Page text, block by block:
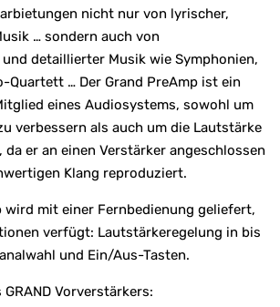
nicht nur von lyrischer,
… sondern auch von
detaillierter Musik wie Symphonien,
Quartett … Der Grand PreAmp ist ein
eines Audiosystems, sowohl um
verbessern als auch um die Lautstärke
da er an einen Verstärker angeschlossen
Klang reproduziert.
wird mit einer Fernbedienung geliefert,
verfügt: Lautstärkeregelung in bis
und Ein/Aus-Tasten.
Vorverstärkers: